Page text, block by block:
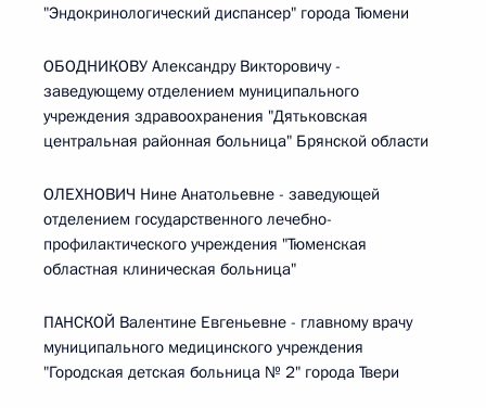
"Эндокринологический диспансер" города Тюмени
ОБОДНИКОВУ Александру Викторовичу -
заведующему отделением муниципального
учреждения здравоохранения "Дятьковская
центральная районная больница" Брянской области
ОЛЕХНОВИЧ Нине Анатольевне - заведующей
отделением государственного лечебно-
профилактического учреждения "Тюменская
областная клиническая больница"
ПАНСКОЙ Валентине Евгеньевне - главному врачу
муниципального медицинского учреждения
"Городская детская больница № 2" города Твери